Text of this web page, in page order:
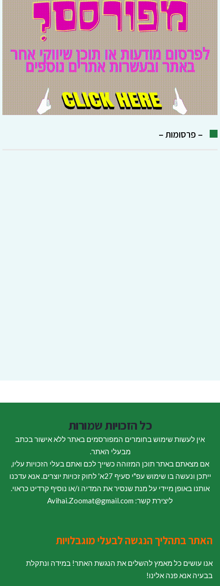
– פרסומות –
כל הזכויות שמורות
אין לעשות שימוש בחומרים המפורסמים באתר ללא אישור בכתב
מבעלי האתר.
אם מצאתם באתר תוכן המזוהה כשייך לכם ואתם בעלי הזכויות עליו,
ייתכן ונעשה בו שימוש עפ"י סעיף 27א' לחוק זכויות יוצרים. אנא עדכנו
אותנו באופן מיידי על מנת שנסיר את המדיה ו/או נוסיף קרדיט כראוי.
ליצירת קשר: Avihai.Zoomat@gmail.com
האתר בתהליך הנגשה לבעלי מוגבלויות
אנו עושים כל מאמץ להשלים את הנגשת האתר! במידה ונתקלת
בבעיה אנא פנה אלינו!